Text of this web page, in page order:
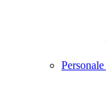
Personale